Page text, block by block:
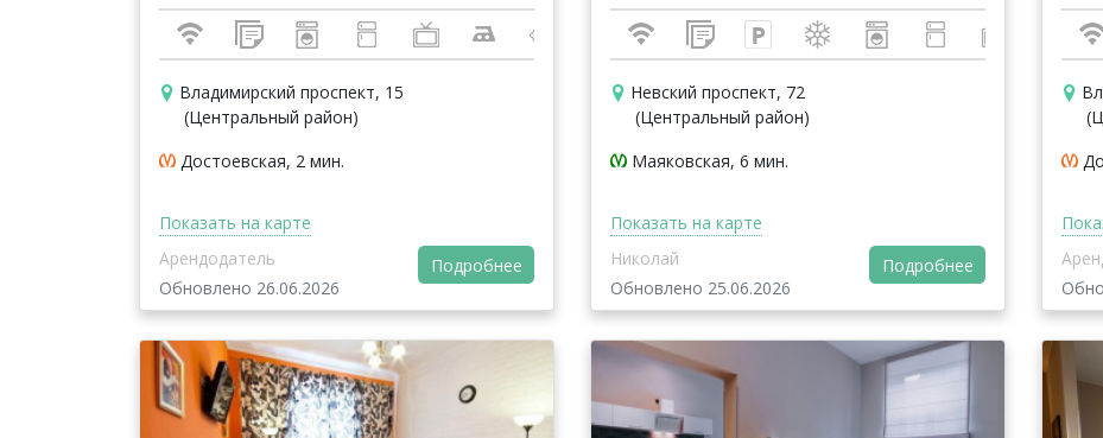
Владимирский проспект, 15
(Центральный район)
Достоевская, 2 мин.
Показать на карте
Арендодатель
Обновлено 26.06.2026
Подробнее
Невский проспект, 72
(Центральный район)
Маяковская, 6 мин.
Показать на карте
Николай
Обновлено 25.06.2026
Подробнее